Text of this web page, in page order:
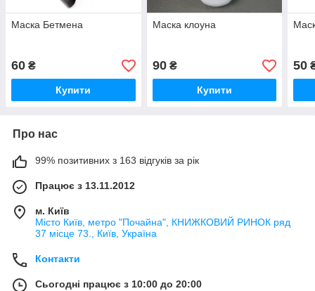
Маска Бетмена
60 ₴
Купити
Маска клоуна
90₴
Купити
50
Про нас
99% позитивних з 163 відгуків за рік
Працює з 13.11.2012
м. Київ
Місто Київ, метро "Почайна", КНИЖКОВИЙ РИНОК ряд
37 місце 73., Київ, Україна
Контакти
Сьогодні працює з 10:00 до 20:00